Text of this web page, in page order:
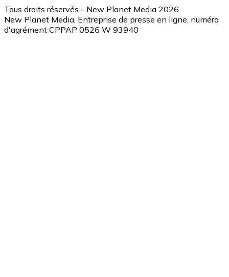
Tous droits réservés - New Planet Media 2026
New Planet Media, Entreprise de presse en ligne, numéro
d'agrément CPPAP 0526 W 93940